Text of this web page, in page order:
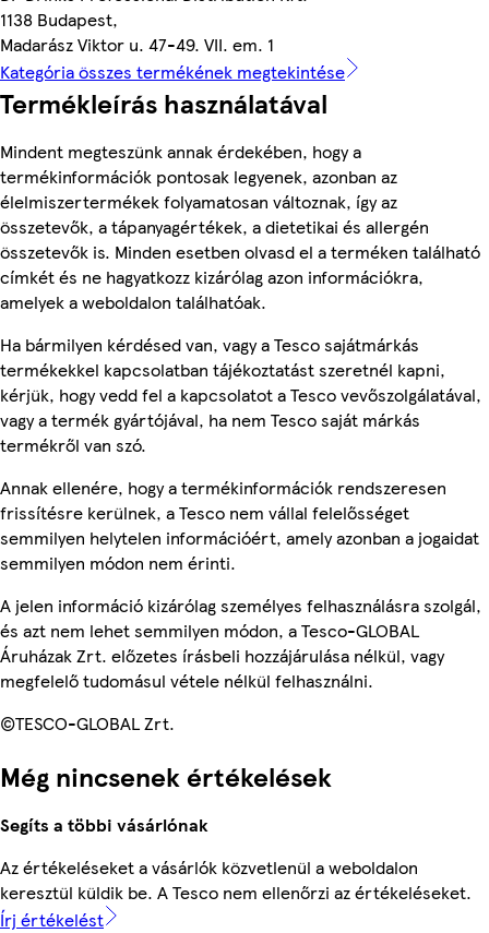
1138 Budapest,
Madarász Viktor u. 47-49. VII. em. 1
Kategória összes termékének megtekintése
Termékleírás használatával
Mindent megteszünk annak érdekében, hogy a
termékinformációk pontosak legyenek, azonban az
élelmiszertermékek folyamatosan változnak, így az
összetevők, a tápanyagértékek, a dietetikai és allergén
összetevők is. Minden esetben olvasd el a terméken található
címkét és ne hagyatkozz kizárólag azon információkra,
amelyek a weboldalon találhatóak.
Ha bármilyen kérdésed van, vagy a Tesco sajátmárkás
termékekkel kapcsolatban tájékoztatást szeretnél kapni,
kérjük, hogy vedd fel a kapcsolatot a Tesco vevőszolgálatával,
vagy a termék gyártójával, ha nem Tesco saját márkás
termékről van szó.
Annak ellenére, hogy a termékinformációk rendszeresen
frissítésre kerülnek, a Tesco nem vállal felelősséget
semmilyen helytelen információért, amely azonban a jogaidat
semmilyen módon nem érinti.
A jelen információ kizárólag személyes felhasználásra szolgál,
és azt nem lehet semmilyen módon, a Tesco-GLOBAL
Áruházak Zrt. előzetes írásbeli hozzájárulása nélkül, vagy
megfelelő tudomásul vétele nélkül felhasználni.
©TESCO-GLOBAL Zrt.
Még nincsenek értékelések
Segíts a többi vásárlónak
Az értékeléseket a vásárlók közvetlenül a weboldalon
keresztül küldik be. A Tesco nem ellenőrzi az értékeléseket.
Írj értékelést